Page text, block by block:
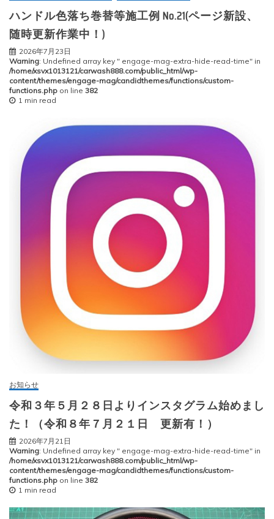
ハンドル色落ち巻替等施工例 No.21(ページ新設、
随時更新作業中！)
2026年7月23日
Warning: Undefined array key " engage-mag-extra-hide-read-time" in
/home/xsvx1013121/carwash888.com/public_html/wp-
content/themes/engage-mag/candidthemes/functions/custom-
functions.php on line 382
1 min read
お知らせ
令和３年５月２８日よりインスタグラム始めまし
た！（令和８年７月２１日 更新有！）
2026年7月21日
Warning: Undefined array key " engage-mag-extra-hide-read-time" in
/home/xsvx1013121/carwash888.com/public_html/wp-
content/themes/engage-mag/candidthemes/functions/custom-
functions.php on line 382
1 min read